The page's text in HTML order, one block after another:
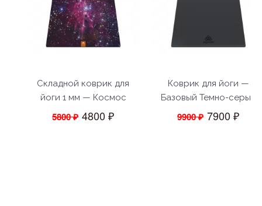
Складной коврик для
йоги 1 мм — Космос
5800 ₽ 4800 ₽
Коврик для йоги —
Базовый Темно-серый
9900 ₽ 7900 ₽